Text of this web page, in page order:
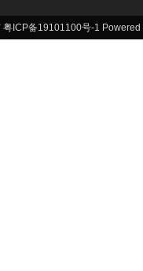
ICP备19101100号-1